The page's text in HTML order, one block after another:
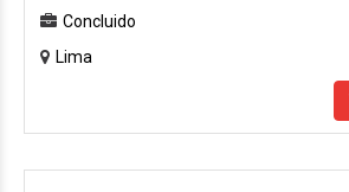
Concluido
Lima